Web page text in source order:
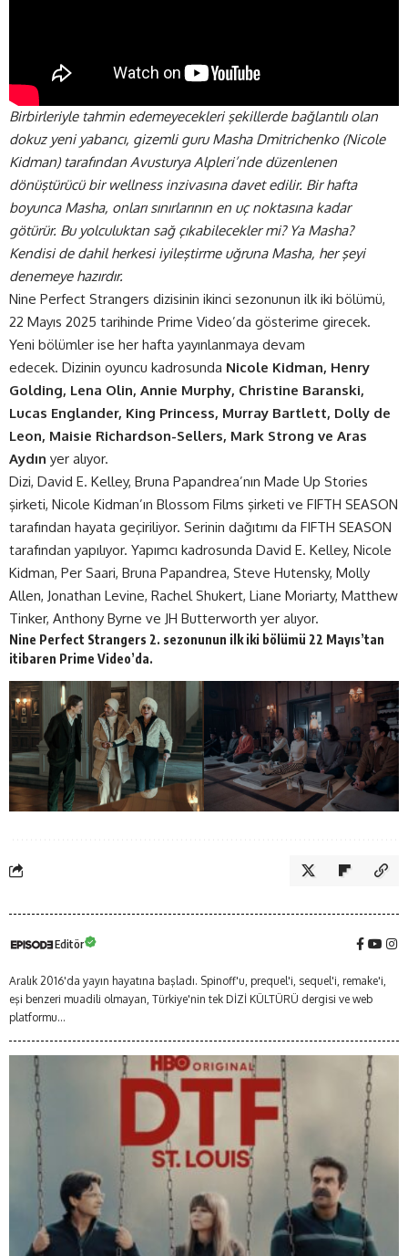
Birbirleriyle tahmin edemeyecekleri şekillerde bağlantılı olan
dokuz yeni yabancı, gizemli guru Masha Dmitrichenko (Nicole
Kidman) tarafından Avusturya Alpleri’nde düzenlenen
dönüştürücü bir wellness inzivasına davet edilir. Bir hafta
boyunca Masha, onları sınırlarının en uç noktasına kadar
götürür. Bu yolculuktan sağ çıkabilecekler mi? Ya Masha?
Kendisi de dahil herkesi iyileştirme uğruna Masha, her şeyi
denemeye hazırdır.
Nine Perfect Strangers dizisinin ikinci sezonunun ilk iki bölümü,
22 Mayıs 2025 tarihinde Prime Video’da gösterime girecek.
Yeni bölümler ise her hafta yayınlanmaya devam
edecek. Dizinin oyuncu kadrosunda Nicole Kidman, Henry
Golding, Lena Olin, Annie Murphy, Christine Baranski,
Lucas Englander, King Princess, Murray Bartlett, Dolly de
Leon, Maisie Richardson-Sellers, Mark Strong ve Aras
Aydın yer alıyor.
Dizi, David E. Kelley, Bruna Papandrea’nın Made Up Stories
şirketi, Nicole Kidman’ın Blossom Films şirketi ve FIFTH SEASON
tarafından hayata geçiriliyor. Serinin dağıtımı da FIFTH SEASON
tarafından yapılıyor. Yapımcı kadrosunda David E. Kelley, Nicole
Kidman, Per Saari, Bruna Papandrea, Steve Hutensky, Molly
Allen, Jonathan Levine, Rachel Shukert, Liane Moriarty, Matthew
Tinker, Anthony Byrne ve JH Butterworth yer alıyor.
Nine Perfect Strangers 2. sezonunun ilk iki bölümü 22 Mayıs’tan
itibaren Prime Video’da.
Editör
Aralık 2016'da yayın hayatına başladı. Spinoff'u, prequel'i, sequel'i, remake'i,
eşi benzeri muadili olmayan, Türkiye'nin tek DİZİ KÜLTÜRÜ dergisi ve web
platformu...